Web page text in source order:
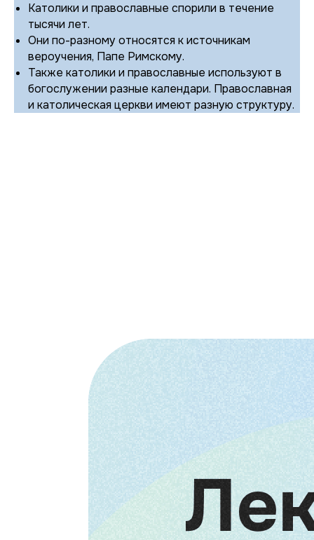
Католики и православные спорили в течение
тысячи лет.
Они по-разному относятся к источникам
вероучения, Папе Римскому.
Также католики и православные используют в
богослужении разные календари. Православная
и католическая церкви имеют разную структуру.